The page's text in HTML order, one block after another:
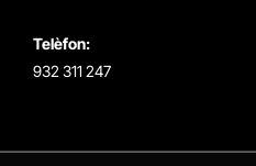
Telèfon:
932 311 247